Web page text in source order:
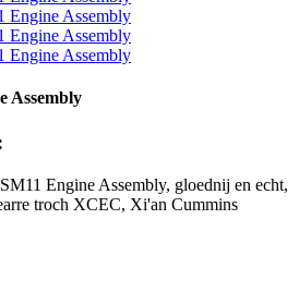
Assembly
Engine Assembly, gloednij en echt,
troch XCEC, Xi'an Cummins